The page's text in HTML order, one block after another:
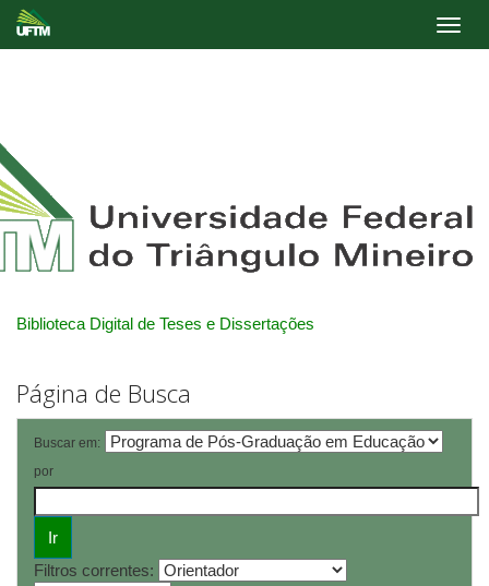
Biblioteca Digital de Teses e Dissertações
Página de Busca
Buscar em:
por
Filtros correntes: